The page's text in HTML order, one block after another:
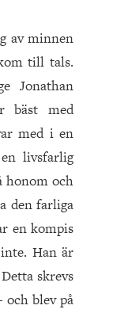
av minnen
till tals.
Jonathan
bäst med
med i en
livsfarlig
honom och
den farliga
en kompis
Han är
skrevs
och blev på